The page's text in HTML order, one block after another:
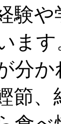
験や
ま
分
節